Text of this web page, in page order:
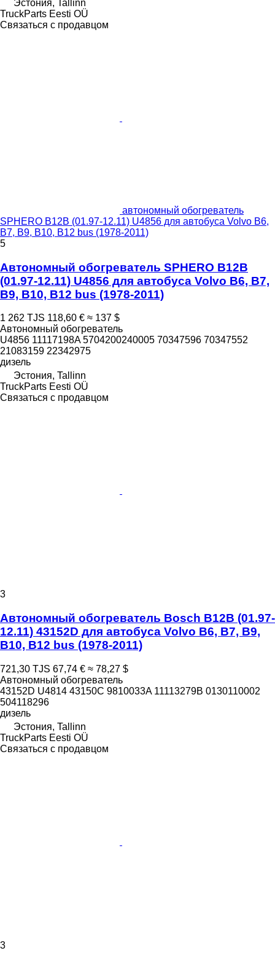
Эстония, Tallinn
TruckParts Eesti OÜ
Связаться с продавцом
автономный обогреватель
SPHERO B12B (01.97-12.11) U4856 для автобуса Volvo B6,
B7, B9, B10, B12 bus (1978-2011)
5
Автономный обогреватель SPHERO B12B
(01.97-12.11) U4856 для автобуса Volvo B6, B7,
B9, B10, B12 bus (1978-2011)
1 262 TJS 118,60 € ≈ 137 $
Автономный обогреватель
U4856 11117198A 5704200240005 70347596 70347552
21083159 22342975
дизель
Эстония, Tallinn
TruckParts Eesti OÜ
Связаться с продавцом
3
Автономный обогреватель Bosch B12B (01.97-
12.11) 43152D для автобуса Volvo B6, B7, B9,
B10, B12 bus (1978-2011)
721,30 TJS 67,74 € ≈ 78,27 $
Автономный обогреватель
43152D U4814 43150C 9810033A 11113279B 0130110002
504118296
дизель
Эстония, Tallinn
TruckParts Eesti OÜ
Связаться с продавцом
3